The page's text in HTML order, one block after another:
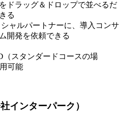
ドラッグ＆ドロップで並べるだ
る
ャルパートナーに、導入コンサ
開発を依頼できる
（スタンダードコースの場
可能
インターパーク）